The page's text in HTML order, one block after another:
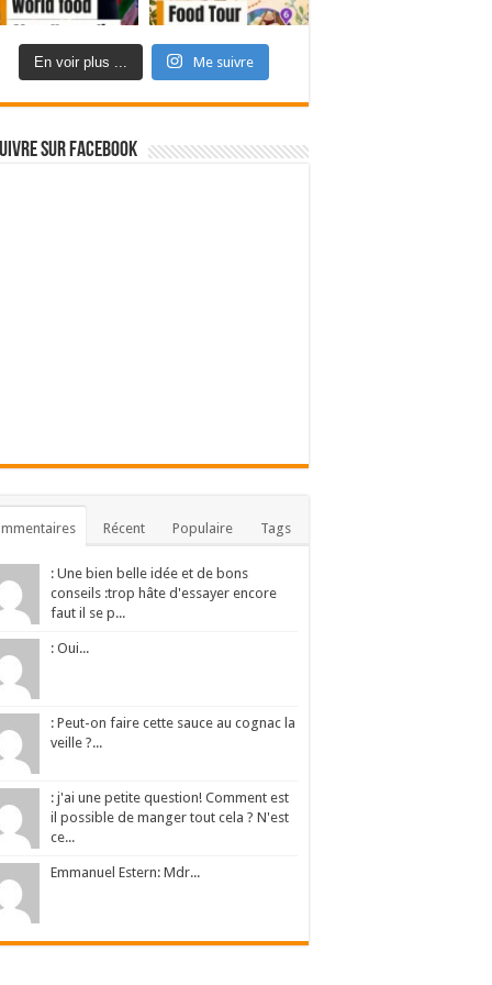
En voir plus ... Me suivre
sur Facebook
Récent Populaire Tags
: Une bien belle idée et de bons
conseils :trop hâte d'essayer encore
faut il se p...
: Oui...
: Peut-on faire cette sauce au cognac la
veille ?...
: j'ai une petite question! Comment est
il possible de manger tout cela ? N'est
ce...
Emmanuel Estern: Mdr...